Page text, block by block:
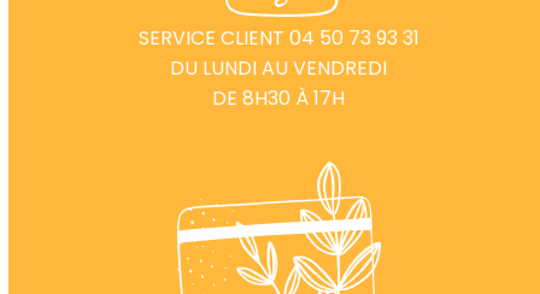
SERVICE CLIENT 04 50 73 93 31
DU LUNDI AU VENDREDI
DE 8H30 À 17H